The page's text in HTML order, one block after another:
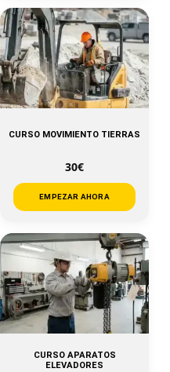
CURSO MOVIMIENTO TIERRAS
30€
EMPEZAR AHORA
CURSO APARATOS
ELEVADORES